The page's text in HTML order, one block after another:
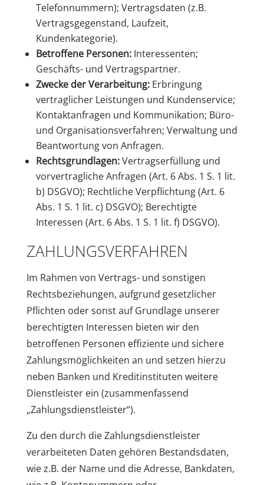
Telefonnummern); Vertragsdaten (z.B.
Vertragsgegenstand, Laufzeit,
Kundenkategorie).
Betroffene Personen:Interessenten;
Geschäfts- und Vertragspartner.
Zwecke der Verarbeitung:Erbringung
vertraglicher Leistungen und Kundenservice;
Kontaktanfragen und Kommunikation; Büro-
und Organisationsverfahren; Verwaltung und
Beantwortung von Anfragen.
Rechtsgrundlagen:Vertragserfüllung und
vorvertragliche Anfragen (Art. 6 Abs. 1 S. 1 lit.
b) DSGVO); Rechtliche Verpflichtung (Art. 6
Abs. 1 S. 1 lit. c) DSGVO); Berechtigte
Interessen (Art. 6 Abs. 1 S. 1 lit. f) DSGVO).
ZAHLUNGSVERFAHREN
Im Rahmen von Vertrags- und sonstigen
Rechtsbeziehungen, aufgrund gesetzlicher
Pflichten oder sonst auf Grundlage unserer
berechtigten Interessen bieten wir den
betroffenen Personen effiziente und sichere
Zahlungsmöglichkeiten an und setzen hierzu
neben Banken und Kreditinstituten weitere
Dienstleister ein (zusammenfassend
„Zahlungsdienstleister“).
Zu den durch die Zahlungsdienstleister
verarbeiteten Daten gehören Bestandsdaten,
wie z.B. der Name und die Adresse, Bankdaten,